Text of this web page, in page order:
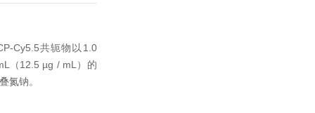
Cy5.5共轭物以1.0
（12.5 µg / mL）的
氮钠。